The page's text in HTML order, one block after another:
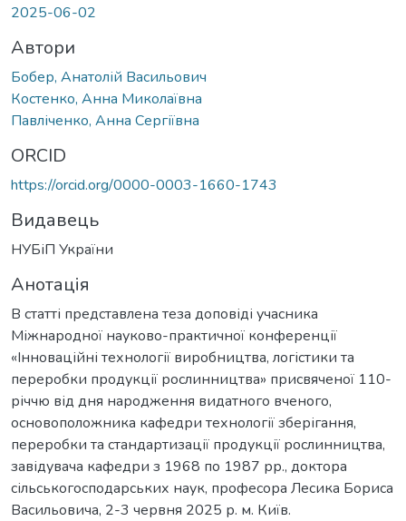
2025-06-02
Автори
Бобер, Анатолій Васильович
Костенко, Анна Миколаївна
Павліченко, Анна Сергіївна
ORCID
https://orcid.org/0000-0003-1660-1743
Видавець
НУБіП України
Анотація
В статті представлена теза доповіді учасника
Міжнародної науково-практичної конференції
«Інноваційні технології виробництва, логістики та
переробки продукції рослинництва» присвяченої 110-
річчю від дня народження видатного вченого,
основоположника кафедри технології зберігання,
переробки та стандартизації продукції рослинництва,
завідувача кафедри з 1968 по 1987 рр., доктора
сільськогосподарських наук, професора Лесика Бориса
Васильовича, 2-3 червня 2025 р. м. Київ.